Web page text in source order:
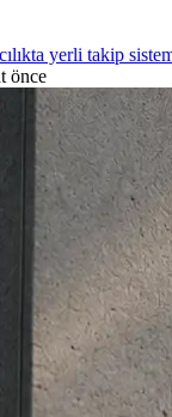
yerli takip
önce